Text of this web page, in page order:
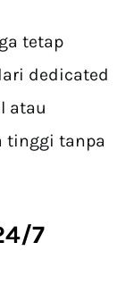
tetap
dedicated
atau
tinggi tanpa
7